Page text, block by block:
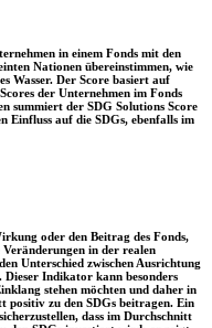
in einem Fonds mit den
Nationen übereinstimmen, wie
Wasser. Der Score basiert auf
der Unternehmen im Fonds
summiert der SDG Solutions Score
Einfluss auf die SDGs, ebenfalls im
oder den Beitrag des Fonds,
in der realen
Unterschied zwischen Ausrichtung
Indikator kann besonders
stehen möchten und daher in
positiv zu den SDGs beitragen. Ein
dass im Durchschnitt